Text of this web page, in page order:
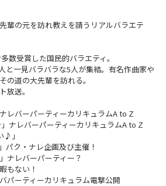
輩の元を訪れ教えを請うリアルバラエテ
数受賞した国民的バラエティ。
と一見バラバラな5人が集結。有名作曲家や
の道の大先輩を訪れる。
放送。
レバーパーティーカリキュラムA to Z
ナレバーパーティーカリキュラムA to Z
♪」
パク・ナレ企画及び主催！
ナレバーパーティー？
もない！
パーティーカリキュラム電撃公開